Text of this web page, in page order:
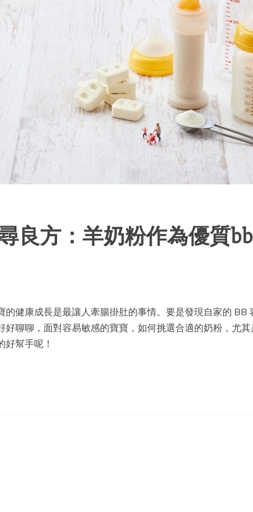
良方：羊奶粉作為優質
的健康成長是最讓人牽腸掛肚的事情。要是發現自家的 BB
好聊聊，面對容易敏感的寶寶，如何挑選合適的奶粉，尤
好幫手呢！